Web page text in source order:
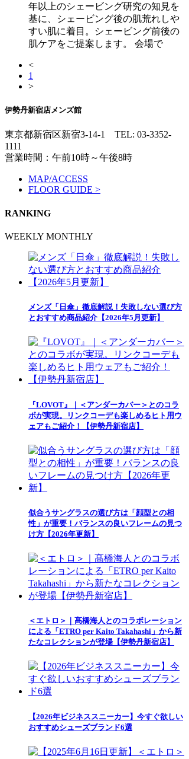
年以上のシェービング研究の知見を
基に、シェービング後の肌荒れしや
すい肌に着目。シェービング前後の
肌ケアをご提案します。 会場で
<
1
>
伊勢丹新宿店メンズ館
東京都新宿区新宿3-14-1 TEL: 03-3352-
1111
営業時間：午前10時～午後8時
MAP/ACCESS
FLOOR GUIDE >
RANKING
WEEKLY MONTHLY
メンズ「日傘」徹底解説！失敗しない選び方
とおすすめ商品紹介【2026年5月更新】
『LOVOT』｜＜アンダーカバー＞とのコラ
ボが実現。リンクコーデも楽しめるヒト用ウ
ェアもご紹介！【伊勢丹新宿店】
似合うサングラスの選び方は「顔型との相
性」が重要！バランスの良いフレームの見つ
け方【2026年更新】
＜エトロ＞｜髙橋海人とのコラボレーション
による「ETRO per Kaito Takahashi」から新
たなコレクションが登場【伊勢丹新宿店】
【2026年ビジネススニーカー】今すぐ欲しい
おすすめシューズブランド6選